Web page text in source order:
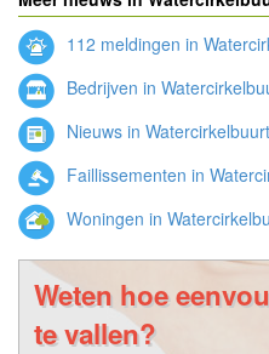
112 meldingen in
Bedrijven in
Nieuws in Watercirkelbuurt
Faillissementen in
Woningen in
Weten hoe
te vallen?